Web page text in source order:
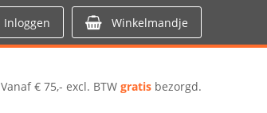
Inloggen Winkelmandje
Vanaf € 75,- excl. BTW gratis bezorgd.